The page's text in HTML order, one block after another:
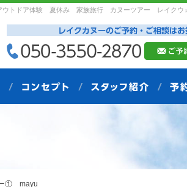
ウトドア体験 夏休み 家族旅行 カヌーツアー レイクウ
ー① mayu